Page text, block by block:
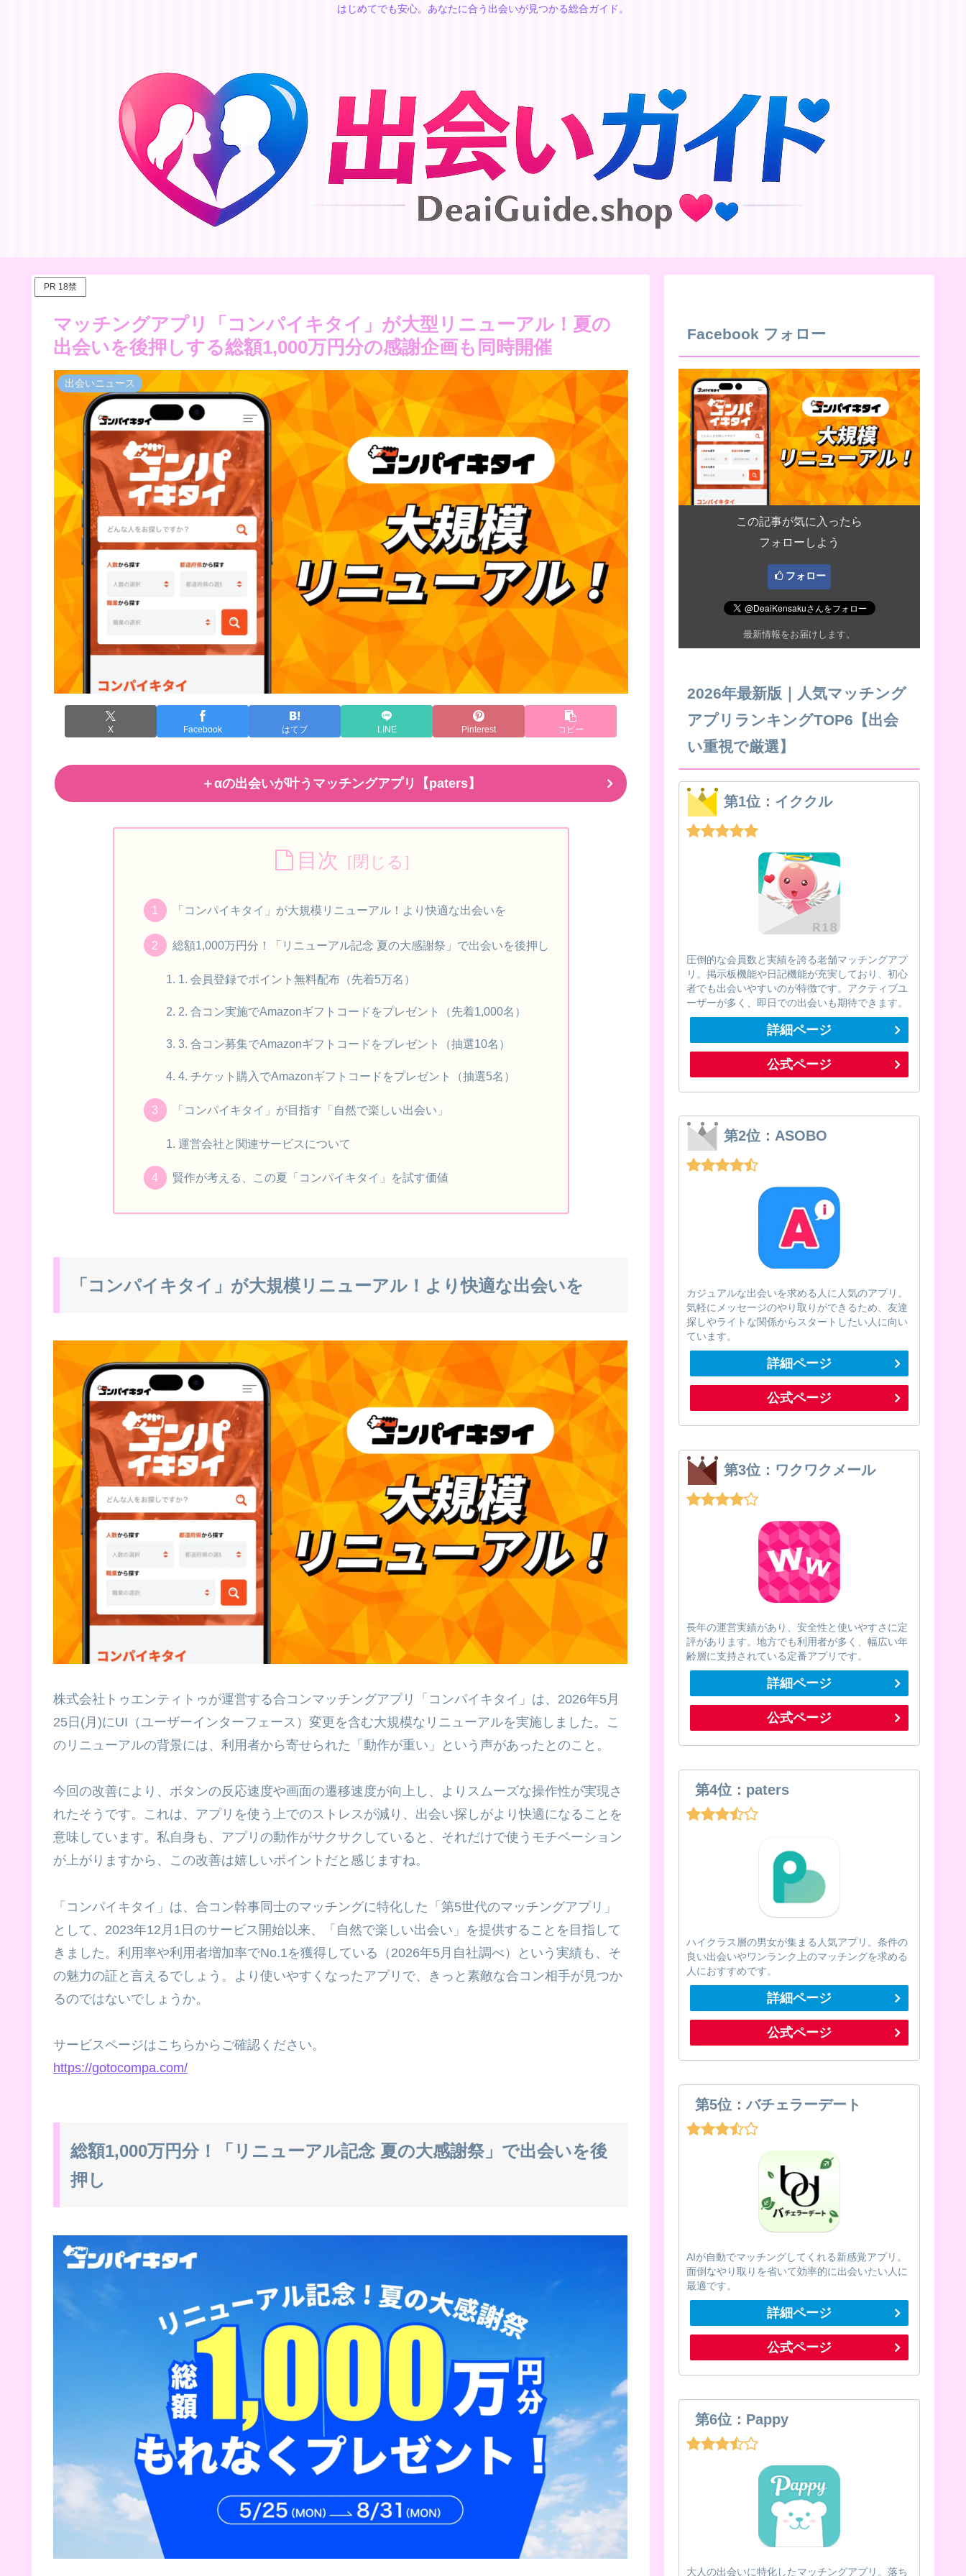
はじめてでも安心。あなたに合う出会いが見つかる総合ガイド。
PR 18禁
マッチングアプリ「コンパイキタイ」が大型リニューアル！夏の
出会いを後押しする総額1,000万円分の感謝企画も同時開催
出会いニュース
X Facebook はてブ LINE Pinterest コピー
＋αの出会いが叶うマッチングアプリ【paters】
目次
「コンパイキタイ」が大規模リニューアル！より快適な出会いを
総額1,000万円分！「リニューアル記念 夏の大感謝祭」で出会いを後押し
1. 会員登録でポイント無料配布（先着5万名）
2. 合コン実施でAmazonギフトコードをプレゼント（先着1,000名）
3. 合コン募集でAmazonギフトコードをプレゼント（抽選10名）
4. チケット購入でAmazonギフトコードをプレゼント（抽選5名）
「コンパイキタイ」が目指す「自然で楽しい出会い」
運営会社と関連サービスについて
賢作が考える、この夏「コンパイキタイ」を試す価値
「コンパイキタイ」が大規模リニューアル！より快適な出会いを
株式会社トゥエンティトゥが運営する合コンマッチングアプリ「コンパイキタイ」は、2026年5月
25日(月)にUI（ユーザーインターフェース）変更を含む大規模なリニューアルを実施しました。こ
のリニューアルの背景には、利用者から寄せられた「動作が重い」という声があったとのこと。
今回の改善により、ボタンの反応速度や画面の遷移速度が向上し、よりスムーズな操作性が実現さ
れたそうです。これは、アプリを使う上でのストレスが減り、出会い探しがより快適になることを
意味しています。私自身も、アプリの動作がサクサクしていると、それだけで使うモチベーション
が上がりますから、この改善は嬉しいポイントだと感じますね。
「コンパイキタイ」は、合コン幹事同士のマッチングに特化した「第5世代のマッチングアプリ」
として、2023年12月1日のサービス開始以来、「自然で楽しい出会い」を提供することを目指して
きました。利用率や利用者増加率でNo.1を獲得している（2026年5月自社調べ）という実績も、そ
の魅力の証と言えるでしょう。より使いやすくなったアプリで、きっと素敵な合コン相手が見つか
るのではないでしょうか。
サービスページはこちらからご確認ください。
https://gotocompa.com/
総額1,000万円分！「リニューアル記念 夏の大感謝祭」で出会いを後
押し
Facebook フォロー
この記事が気に入ったら
フォローしよう
フォロー
最新情報をお届けします。
2026年最新版｜人気マッチング
アプリランキングTOP6【出会
い重視で厳選】
第1位：イククル
圧倒的な会員数と実績を誇る老舗マッチングアプ
リ。掲示板機能や日記機能が充実しており、初心
者でも出会いやすいのが特徴です。アクティブユ
ーザーが多く、即日での出会いも期待できます。
詳細ページ
公式ページ
第2位：ASOBO
カジュアルな出会いを求める人に人気のアプリ。
気軽にメッセージのやり取りができるため、友達
探しやライトな関係からスタートしたい人に向い
ています。
詳細ページ
公式ページ
第3位：ワクワクメール
長年の運営実績があり、安全性と使いやすさに定
評があります。地方でも利用者が多く、幅広い年
齢層に支持されている定番アプリです。
詳細ページ
公式ページ
第4位：paters
ハイクラス層の男女が集まる人気アプリ。条件の
良い出会いやワンランク上のマッチングを求める
人におすすめです。
詳細ページ
公式ページ
第5位：バチェラーデート
AIが自動でマッチングしてくれる新感覚アプリ。
面倒なやり取りを省いて効率的に出会いたい人に
最適です。
詳細ページ
公式ページ
第6位：Pappy
大人の出会いに特化したマッチングアプリ。落ち